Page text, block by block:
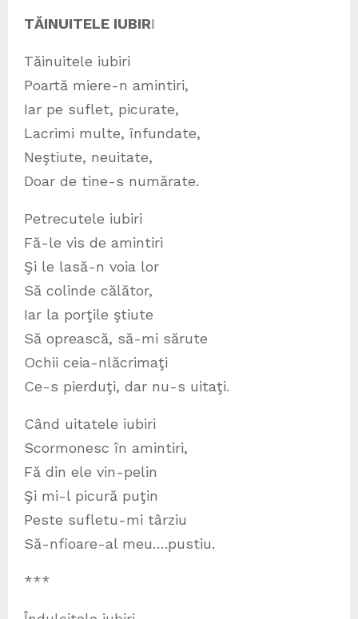
TĂINUITELE IUBIRI
Tăinuitele iubiri
Poartă miere-n amintiri,
Iar pe suflet, picurate,
Lacrimi multe, înfundate,
Neştiute, neuitate,
Doar de tine-s numărate.
Petrecutele iubiri
Fă-le vis de amintiri
Şi le lasă-n voia lor
Să colinde călător,
Iar la porţile ştiute
Să oprească, să-mi sărute
Ochii ceia-nlăcrimaţi
Ce-s pierduţi, dar nu-s uitaţi.
Când uitatele iubiri
Scormonesc în amintiri,
Fă din ele vin-pelin
Şi mi-l picură puţin
Peste sufletu-mi târziu
Să-nfioare-al meu….pustiu.
***